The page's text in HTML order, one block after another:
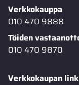
Verkkokauppa
010 470 9888
Töiden
010 470 9870
Verkkokaupan